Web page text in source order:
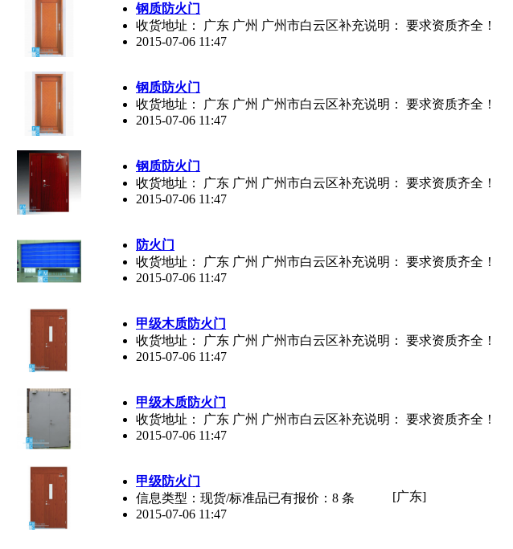
钢质防火门
收货地址： 广东 广州 广州市白云区补充说明： 要求资质齐全！
2015-07-06 11:47
钢质防火门
收货地址： 广东 广州 广州市白云区补充说明： 要求资质齐全！
2015-07-06 11:47
钢质防火门
收货地址： 广东 广州 广州市白云区补充说明： 要求资质齐全！
2015-07-06 11:47
防火门
收货地址： 广东 广州 广州市白云区补充说明： 要求资质齐全！
2015-07-06 11:47
甲级木质防火门
收货地址： 广东 广州 广州市白云区补充说明： 要求资质齐全！
2015-07-06 11:47
甲级木质防火门
收货地址： 广东 广州 广州市白云区补充说明： 要求资质齐全！
2015-07-06 11:47
甲级防火门
信息类型：现货/标准品已有报价：8 条
2015-07-06 11:47
[广东]